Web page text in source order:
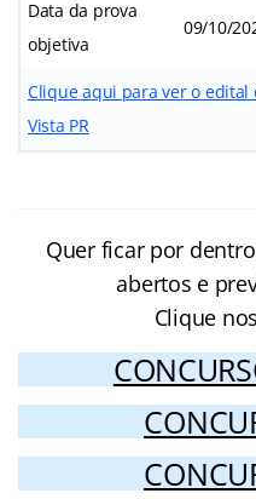
Data da prova
objetiva
09/10/
Clique aqui para ver o edital
Vista PR
Quer ficar por
abertos e
Clique